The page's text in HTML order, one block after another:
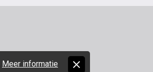
Meer informatie